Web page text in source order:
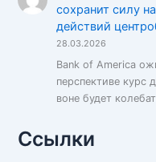
сохранит силу
действий
28.03.2026
Bank of America
перспективе
воне будет
Ссылки